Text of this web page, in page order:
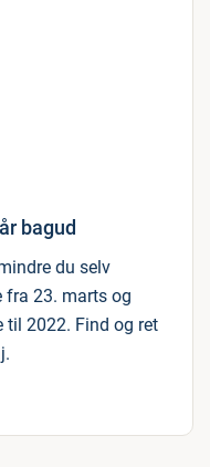
bagud
du selv
fra 23. marts og
2022. Find og ret